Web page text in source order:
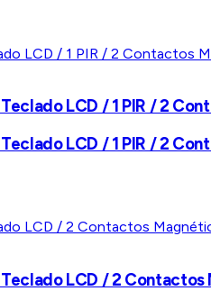
LCD / 1 PIR / 2
LCD / 1 PIR / 2
Teclado LCD / 2